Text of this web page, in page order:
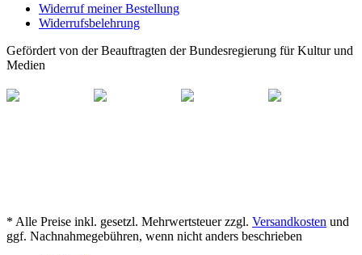
Widerruf meiner Bestellung
Widerrufsbelehrung
Gefördert von der Beauftragten der Bundesregierung für Kultur und
Medien
* Alle Preise inkl. gesetzl. Mehrwertsteuer zzgl. Versandkosten und
ggf. Nachnahmegebühren, wenn nicht anders beschrieben